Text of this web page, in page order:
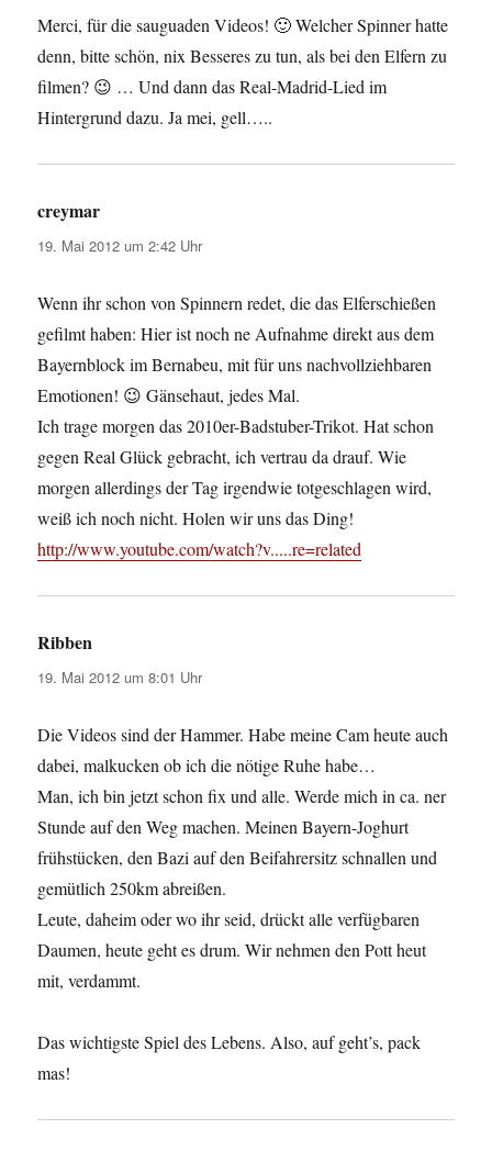
Merci, für die sauguaden Videos! 🙂 Welcher Spinner hatte
denn, bitte schön, nix Besseres zu tun, als bei den Elfern zu
filmen? 😉 … Und dann das Real-Madrid-Lied im
Hintergrund dazu. Ja mei, gell…..
creymar
19. Mai 2012 um 2:42 Uhr
Wenn ihr schon von Spinnern redet, die das Elferschießen
gefilmt haben: Hier ist noch ne Aufnahme direkt aus dem
Bayernblock im Bernabeu, mit für uns nachvollziehbaren
Emotionen! 😉 Gänsehaut, jedes Mal.
Ich trage morgen das 2010er-Badstuber-Trikot. Hat schon
gegen Real Glück gebracht, ich vertrau da drauf. Wie
morgen allerdings der Tag irgendwie totgeschlagen wird,
weiß ich noch nicht. Holen wir uns das Ding!
http://www.youtube.com/watch?v.....re=related
Ribben
19. Mai 2012 um 8:01 Uhr
Die Videos sind der Hammer. Habe meine Cam heute auch
dabei, malkucken ob ich die nötige Ruhe habe…
Man, ich bin jetzt schon fix und alle. Werde mich in ca. ner
Stunde auf den Weg machen. Meinen Bayern-Joghurt
frühstücken, den Bazi auf den Beifahrersitz schnallen und
gemütlich 250km abreißen.
Leute, daheim oder wo ihr seid, drückt alle verfügbaren
Daumen, heute geht es drum. Wir nehmen den Pott heut
mit, verdammt.
Das wichtigste Spiel des Lebens. Also, auf geht’s, pack
mas!